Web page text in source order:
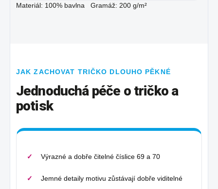
Materiál: 100% bavlna Gramáž: 200 g/m²
JAK ZACHOVAT TRIČKO DLOUHO PĚKNÉ
Jednoduchá péče o tričko a
potisk
Výrazné a dobře čitelné číslice 69 a 70
Jemné detaily motivu zůstávají dobře viditelné